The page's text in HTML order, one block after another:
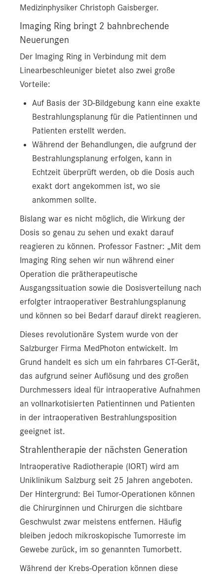
Medizinphysiker Christoph Gaisberger.
Imaging Ring bringt 2 bahnbrechende
Neuerungen
Der Imaging Ring in Verbindung mit dem
Linearbeschleuniger bietet also zwei große
Vorteile:
Auf Basis der 3D-Bildgebung kann eine exakte
Bestrahlungsplanung für die Patientinnen und
Patienten erstellt werden.
Während der Behandlungen, die aufgrund der
Bestrahlungsplanung erfolgen, kann in
Echtzeit überprüft werden, ob die Dosis auch
exakt dort angekommen ist, wo sie
ankommen sollte.
Bislang war es nicht möglich, die Wirkung der
Dosis so genau zu sehen und exakt darauf
reagieren zu können. Professor Fastner: „Mit dem
Imaging Ring sehen wir nun während einer
Operation die prätherapeutische
Ausgangssituation sowie die Dosisverteilung nach
erfolgter intraoperativer Bestrahlungsplanung
und können so bei Bedarf darauf direkt reagieren.
Dieses revolutionäre System wurde von der
Salzburger Firma MedPhoton entwickelt. Im
Grund handelt es sich um ein fahrbares CT-Gerät,
das aufgrund seiner Auflösung und des großen
Durchmessers ideal für intraoperative Aufnahmen
an vollnarkotisierten Patientinnen und Patienten
in der intraoperativen Bestrahlungsposition
geeignet ist.
Strahlentherapie der nächsten Generation
Intraoperative Radiotherapie (IORT) wird am
Uniklinikum Salzburg seit 25 Jahren angeboten.
Der Hintergrund: Bei Tumor-Operationen können
die Chirurginnen und Chirurgen die sichtbare
Geschwulst zwar meistens entfernen. Häufig
bleiben jedoch mikroskopische Tumorreste im
Gewebe zurück, im so genannten Tumorbett.
Während der Krebs-Operation können diese